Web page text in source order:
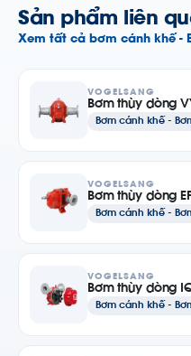
Sản phẩm liên
Xem tất cả bơm cánh khế -
VOGELSANG
Bơm thùy dòng
Bơm cánh khế -
VOGELSANG
Bơm thùy dòng
Bơm cánh khế -
VOGELSANG
Bơm thùy dòng
Bơm cánh khế -